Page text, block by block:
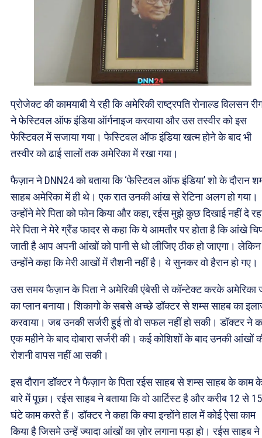
प्रोजेक्ट की कामयाबी ये रही कि अमेरिकी राष्ट्रपति रोनाल्ड विलसन
ने फेस्टिवल ऑफ इंडिया ऑर्गनाइज करवाया और उस तस्वीर को इस
फेस्टिवल में सजाया गया। फेस्टिवल ऑफ इंडिया खत्म होने के बाद भी
तस्वीर को ढाई सालों तक अमेरिका में रखा गया।
फैज़ान ने DNN24 को बताया कि ‘फेस्टिवल ऑफ इंडिया’ शो के दौरान
साहब अमेरिका में ही थे। एक रात उनकी आंख से रेटिना अलग हो गया।
उन्होंने मेरे पिता को फोन किया और कहा, रईस मुझे कुछ दिखाई नहीं दे
मेरे पिता ने मेरे ग्रैंड फादर से कहा कि ये आमतौर पर होता है कि आंखे
जाती है आप अपनी आंखों को पानी से धो लीजिए ठीक हो जाएगा। लेकिन
उन्होंने कहा कि मेरी आखों में रौशनी नहीं है। ये सुनकर वो हैरान हो गए।
उस समय फैज़ान के पिता ने अमेरिकी एंबेसी से कॉन्टेक्ट करके अमेरिका
का प्लान बनाया। शिकागो के सबसे अच्छे डॉक्टर से शम्स साहब का
करवाया। जब उनकी सर्जरी हुई तो वो सफल नहीं हो सकी। डॉक्टर ने
एक महीने के बाद दोबारा सर्जरी की। कई कोशिशों के बाद उनकी आंखों
रोशनी वापस नहीं आ सकी।
इस दौरान डॉक्टर ने फैज़ान के पिता रईस साहब से शम्स साहब के काम
बारे में पूछा। रईस साहब ने बताया कि वो आर्टिस्ट है और करीब 12 से 15
घंटे काम करते हैं। डॉक्टर ने कहा कि क्या इन्होंने हाल में कोई ऐसा काम
किया है जिसमे उन्हें ज्यादा आंखों का ज़ोर लगाना पड़ा हो। रईस साहब ने